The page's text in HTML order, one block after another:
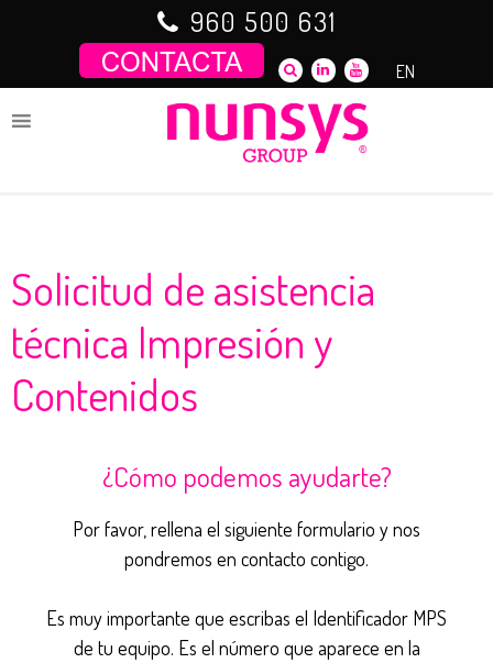
960 500 631
EN
Solicitud de asistencia
técnica Impresión y
Contenidos
¿Cómo podemos ayudarte?
Por favor, rellena el siguiente formulario y nos
pondremos en contacto contigo.
Es muy importante que escribas el Identificador MPS
de tu equipo. Es el número que aparece en la